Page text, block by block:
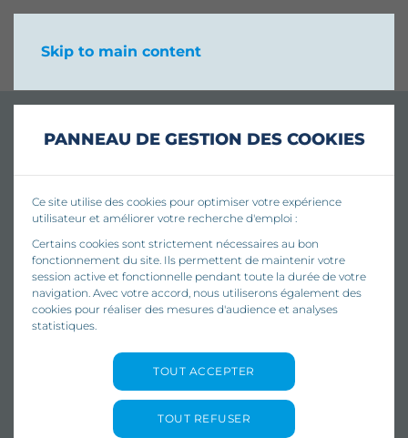
PANNEAU DE GESTION DES COOKIES
Ce site utilise des cookies pour optimiser votre expérience
utilisateur et améliorer votre recherche d'emploi :
Certains cookies sont strictement nécessaires au bon
fonctionnement du site. Ils permettent de maintenir votre
session active et fonctionnelle pendant toute la durée de votre
navigation. Avec votre accord, nous utiliserons également des
cookies pour réaliser des mesures d'audience et analyses
statistiques.
TOUT ACCEPTER
TOUT REFUSER
Skip to main content